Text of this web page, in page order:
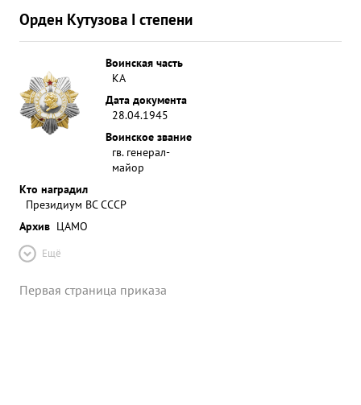
Орден Кутузова I степени
Воинская часть
КА
Дата документа
28.04.1945
Воинское звание
гв. генерал-
майор
Кто наградил
Президиум ВС СССР
Архив ЦАМО
Ещё
Первая страница приказа